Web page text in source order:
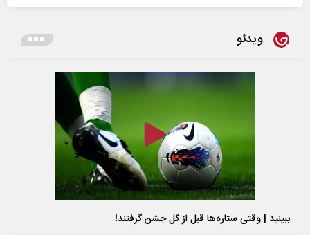
ویدئو
ببینید | وقتی ستاره‌ها قبل از گل جشن گرفتند!